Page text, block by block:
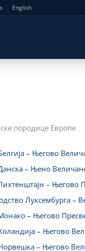
English
породице Европе
– Његово
– Њено
– Његово
Луксембурга –
– Његово
– Његово
– Његово